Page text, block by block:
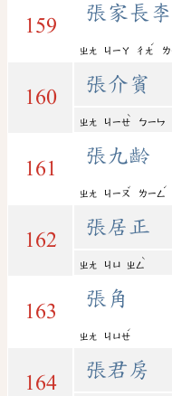
159
張家長
ㄓㄤ ㄐㄧㄚ ㄔㄤ
ˊ
160
張介賓
ㄓㄤ ㄐㄧㄝ
ˋ
ㄅㄧㄣ
161
張九齡
ㄓㄤ ㄐㄧㄡ
ˇ
ㄌㄧㄥ
ˊ
162
張居正
ㄓㄤ ㄐㄩ ㄓㄥ
ˋ
163
張角
ㄓㄤ ㄐㄩㄝ
ˊ
164
張君房